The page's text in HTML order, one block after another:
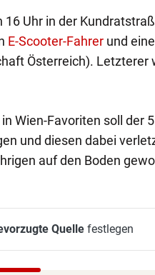
Uhr in der
E-Scooter-Fahrerund
Österreich). Letzterer
Wien-Favoriten soll der
und diesen dabei
auf den Boden
Quellefestlegen